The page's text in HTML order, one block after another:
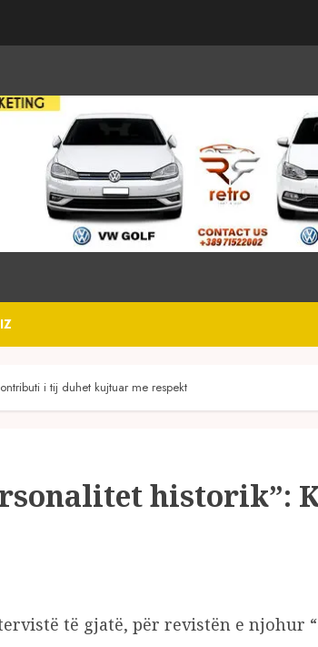
i tij duhet kujtuar me respekt
historik”:
të gjatë, për revistën e njohur